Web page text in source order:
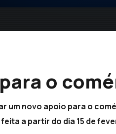
o
um novo apoio para o
a partir do dia 15 de